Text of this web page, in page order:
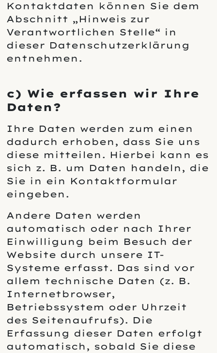
Kontaktdaten können Sie dem
Abschnitt „Hinweis zur
Verantwortlichen Stelle“ in
dieser Datenschutzerklärung
entnehmen.
c) Wie erfassen wir Ihre
Daten?
Ihre Daten werden zum einen
dadurch erhoben, dass Sie uns
diese mitteilen. Hierbei kann es
sich z. B. um Daten handeln, die
Sie in ein Kontaktformular
eingeben.
Andere Daten werden
automatisch oder nach Ihrer
Einwilligung beim Besuch der
Website durch unsere IT-
Systeme erfasst. Das sind vor
allem technische Daten (z. B.
Internetbrowser,
Betriebssystem oder Uhrzeit
des Seitenaufrufs). Die
Erfassung dieser Daten erfolgt
automatisch, sobald Sie diese